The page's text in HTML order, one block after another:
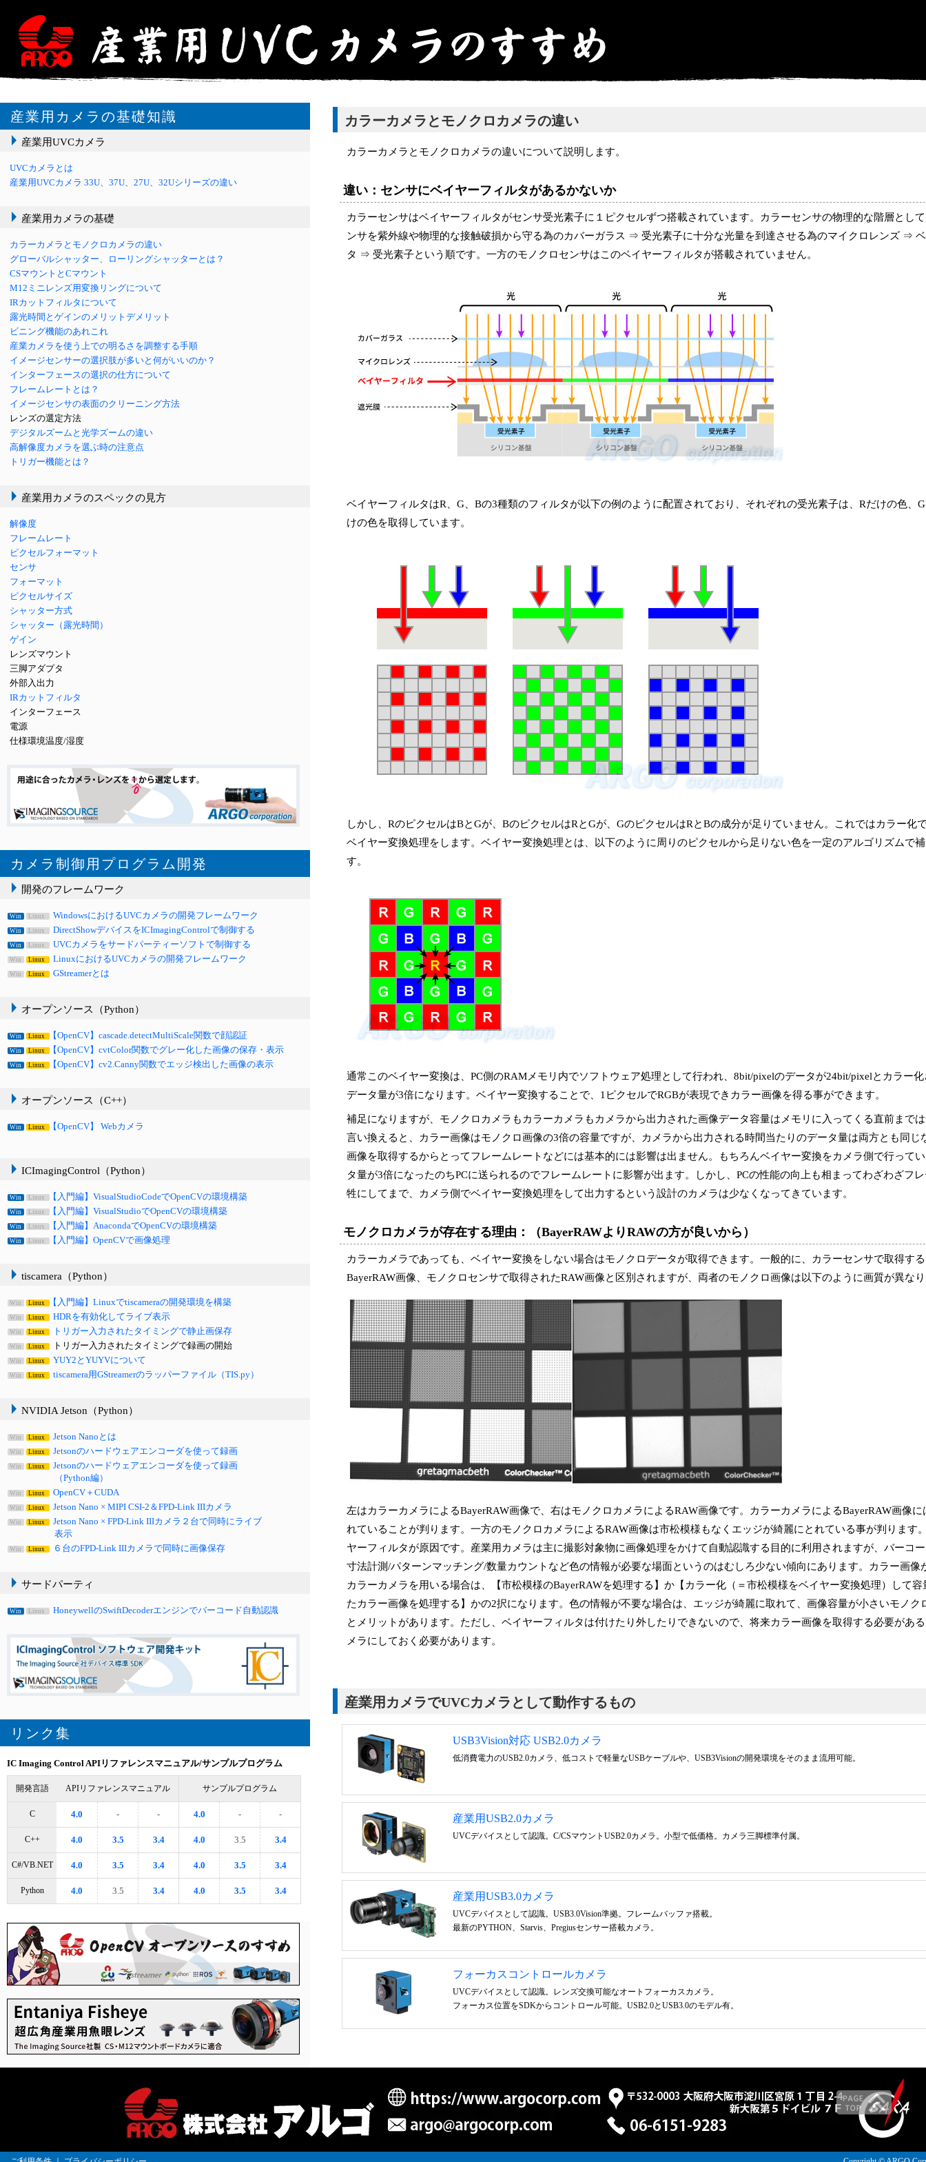
産業用カメラの基礎知識
産業用UVCカメラ
UVCカメラとは
産業用UVCカメラ 33U、37U、27U、32Uシリーズの違い
産業用カメラの基礎
カラーカメラとモノクロカメラの違い
グローバルシャッター、ローリングシャッターとは？
CSマウントとCマウント
M12ミニレンズ用変換リングについて
IRカットフィルタについて
露光時間とゲインのメリットデメリット
ビニング機能のあれこれ
産業カメラを使う上での明るさを調整する手順
イメージセンサーの選択肢が多いと何がいいのか？
インターフェースの選択の仕方について
フレームレートとは？
イメージセンサの表面のクリーニング方法
レンズの選定方法
デジタルズームと光学ズームの違い
高解像度カメラを選ぶ時の注意点
トリガー機能とは？
産業用カメラのスペックの見方
解像度
フレームレート
ピクセルフォーマット
センサ
フォーマット
ピクセルサイズ
シャッター方式
シャッター（露光時間）
ゲイン
レンズマウント
三脚アダプタ
外部入出力
IRカットフィルタ
インターフェース
電源
仕様環境温度/湿度
カメラ制御用プログラム開発
開発のフレームワーク
Win Linux WindowsにおけるUVCカメラの開発フレームワーク
Win Linux DirectShowデバイスをICImagingControlで制御する
Win Linux UVCカメラをサードパーティーソフトで制御する
Win Linux LinuxにおけるUVCカメラの開発フレームワーク
Win Linux GStreamerとは
オープンソース（Python）
Win Linux 【OpenCV】cascade.detectMultiScale関数で顔認証
Win Linux 【OpenCV】cvtColor関数でグレー化した画像の保存・表示
Win Linux 【OpenCV】cv2.Canny関数でエッジ検出した画像の表示
オープンソース（C++）
Win Linux 【OpenCV】 Webカメラ
ICImagingControl（Python）
Win Linux 【入門編】VisualStudioCodeでOpenCVの環境構築
Win Linux 【入門編】VisualStudioでOpenCVの環境構築
Win Linux 【入門編】AnacondaでOpenCVの環境構築
Win Linux 【入門編】OpenCVで画像処理
tiscamera（Python）
Win Linux 【入門編】Linuxでtiscameraの開発環境を構築
Win Linux HDRを有効化してライブ表示
Win Linux トリガー入力されたタイミングで静止画保存
Win Linux トリガー入力されたタイミングで録画の開始
Win Linux YUY2とYUYVについて
Win Linux tiscamera用GStreamerのラッパーファイル（TIS.py）
NVIDIA Jetson（Python）
Win Linux Jetson Nanoとは
Win Linux Jetsonのハードウェアエンコーダを使って録画
Win Linux
Jetsonのハードウェアエンコーダを使って録画
（Python編）
Win Linux OpenCV＋CUDA
Win Linux Jetson Nano × MIPI CSI-2＆FPD-Link IIIカメラ
Win Linux
Jetson Nano × FPD-Link IIIカメラ２台で同時にライブ
表示
Win Linux ６台のFPD-Link IIIカメラで同時に画像保存
サードパーティ
Win Linux HoneywellのSwiftDecoderエンジンでバーコード自動認識
リンク集
IC Imaging Control APIリファレンスマニュアル/サンプルプログラム
開発言語 APIリファレンスマニュアル サンプルプログラム
C 4.0 - - 4.0 - -
C++ 4.0 3.5 3.4 4.0 3.5 3.4
C#/VB.NET 4.0 3.5 3.4 4.0 3.5 3.4
Python 4.0 3.5 3.4 4.0 3.5 3.4
カラーカメラとモノクロカメラの違い
カラーカメラとモノクロカメラの違いについて説明します。
違い：センサにベイヤーフィルタがあるかないか
カラーセンサはベイヤーフィルタがセンサ受光素子に１ピクセルずつ搭載されています。カラーセンサの物理的な階層とし
ンサを紫外線や物理的な接触破損から守る為のカバーガラス ⇒ 受光素子に十分な光量を到達させる為のマイクロレンズ ⇒
タ ⇒ 受光素子という順です。一方のモノクロセンサはこのベイヤーフィルタが搭載されていません。
ベイヤーフィルタはR、G、Bの3種類のフィルタが以下の例のように配置されており、それぞれの受光素子は、Rだけの色、
けの色を取得しています。
しかし、RのピクセルはBとGが、BのピクセルはRとGが、GのピクセルはRとBの成分が足りていません。これではカラー化
ベイヤー変換処理をします。ベイヤー変換処理とは、以下のように周りのピクセルから足りない色を一定のアルゴリズムで
す。
通常このベイヤー変換は、PC側のRAMメモリ内でソフトウェア処理として行われ、8bit/pixelのデータが24bit/pixelとカラー
データ量が3倍になります。ベイヤー変換することで、1ピクセルでRGBが表現できカラー画像を得る事ができます。
補足になりますが、モノクロカメラもカラーカメラもカメラから出力された画像データ容量はメモリに入ってくる直前まで
言い換えると、カラー画像はモノクロ画像の3倍の容量ですが、カメラから出力される時間当たりのデータ量は両方とも同じ
画像を取得するからとってフレームレートなどには基本的には影響は出ません。もちろんベイヤー変換をカメラ側で行って
タ量が3倍になったのちPCに送られるのでフレームレートに影響が出ます。しかし、PCの性能の向上も相まってわざわざフ
牲にしてまで、カメラ側でベイヤー変換処理をして出力するという設計のカメラは少なくなってきています。
モノクロカメラが存在する理由：（BayerRAWよりRAWの方が良いから）
カラーカメラであっても、ベイヤー変換をしない場合はモノクロデータが取得できます。一般的に、カラーセンサで取得す
BayerRAW画像、モノクロセンサで取得されたRAW画像と区別されますが、両者のモノクロ画像は以下のように画質が異な
左はカラーカメラによるBayerRAW画像で、右はモノクロカメラによるRAW画像です。カラーカメラによるBayerRAW画像
れていることが判ります。一方のモノクロカメラによるRAW画像は市松模様もなくエッジが綺麗にとれている事が判ります
ヤーフィルタが原因です。産業用カメラは主に撮影対象物に画像処理をかけて自動認識する目的に利用されますが、バーコ
寸法計測/パターンマッチング/数量カウントなど色の情報が必要な場面というのはむしろ少ない傾向にあります。カラー画像
カラーカメラを用いる場合は、【市松模様のBayerRAWを処理する】か【カラー化（＝市松模様をベイヤー変換処理）して容
たカラー画像を処理する】かの2択になります。色の情報が不要な場合は、エッジが綺麗に取れて、画像容量が小さいモノク
とメリットがあります。ただし、ベイヤーフィルタは付けたり外したりできないので、将来カラー画像を取得する必要があ
メラにしておく必要があります。
産業用カメラでUVCカメラとして動作するもの
USB3Vision対応 USB2.0カメラ
低消費電力のUSB2.0カメラ、低コストで軽量なUSBケーブルや、USB3Visionの開発環境をそのまま流用可能。
産業用USB2.0カメラ
UVCデバイスとして認識。C/CSマウントUSB2.0カメラ。小型で低価格。カメラ三脚標準付属。
産業用USB3.0カメラ
UVCデバイスとして認識。USB3.0Vision準拠。フレームバッファ搭載。
最新のPYTHON、Starvis、Pregiusセンサー搭載カメラ。
フォーカスコントロールカメラ
UVCデバイスとして認識。レンズ交換可能なオートフォーカスカメラ。
フォーカス位置をSDKからコントロール可能。USB2.0とUSB3.0のモデル有。